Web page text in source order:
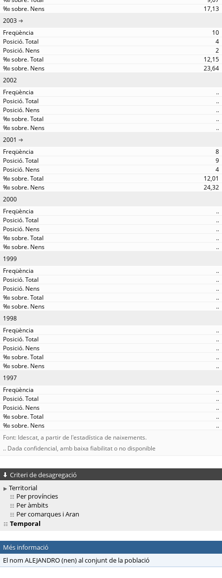
17,13
2003
10
4
2
12,15
23,64
2002
..
..
..
..
..
2001
8
9
4
12,01
24,32
2000
..
..
..
..
..
1999
..
..
..
..
..
1998
..
..
..
..
..
1997
..
..
..
..
..
Font: Idescat, a partir de l'estadística de naixements.
.. Dada confidencial, amb baixa fiabilitat o no disponible
Criteri de desagregació
Territorial
Per províncies
Per àmbits
Per comarques i Aran
Temporal
Més informació
El nom ALEJANDRO (nen) al conjunt de la població